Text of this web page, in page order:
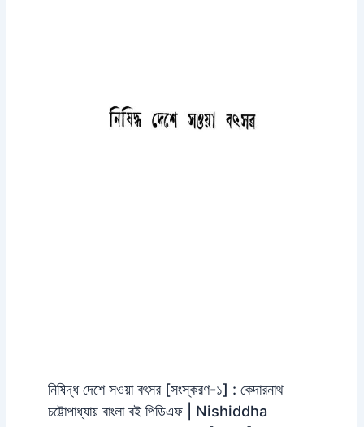
নিষিদ্ধ দেশে সওয়া বৎসর [সংস্করণ-১] : কেদারনাথ
চট্টোপাধ্যায় বাংলা বই পিডিএফ | Nishiddha